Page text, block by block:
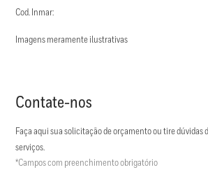
Cod. Inmar:
Imagens meramente ilustrativas
Contate-nos
Faça aqui sua solicitação de orçamento ou tire dúvidas
serviços.
*Campos com preenchimento obrigatório